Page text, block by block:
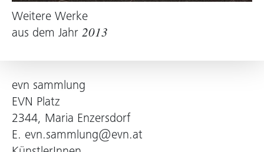
Weitere Werke
aus dem Jahr 2013
evn sammlung
EVN Platz
2344, Maria Enzersdorf
E. evn.sammlung@evn.at